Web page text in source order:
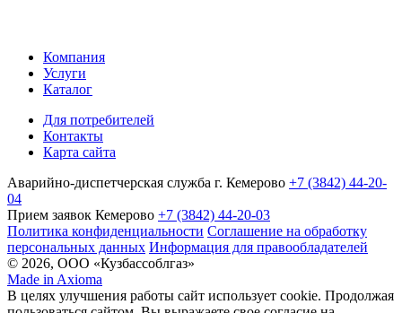
Компания
Услуги
Каталог
Для потребителей
Контакты
Карта сайта
Аварийно-диспетчерская служба г. Кемерово +7 (3842) 44-20-
04
Прием заявок Кемерово +7 (3842) 44-20-03
Политика конфиденциальности Соглашение на обработку
персональных данных Информация для правообладателей
© 2026, ООО «Кузбассоблгаз»
Made in Axioma
В целях улучшения работы сайт использует cookie. Продолжая